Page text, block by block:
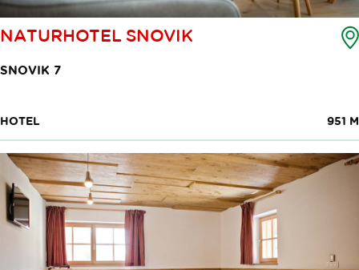
NATURHOTEL SNOVIK
SNOVIK 7
HOTEL 951 M